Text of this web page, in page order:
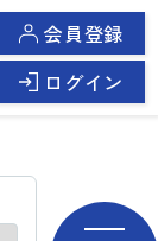
会員登録
ログイン